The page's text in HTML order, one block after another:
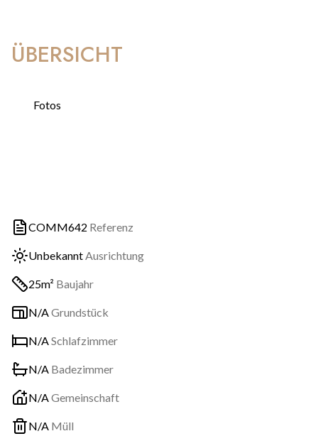
ÜBERSICHT
Fotos
COMM642 Referenz
UnbekanntAusrichtung
25m² Baujahr
N/AGrundstück
N/ASchlafzimmer
N/A Badezimmer
N/AGemeinschaft
N/A Müll